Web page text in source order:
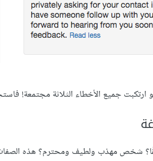
جميع الأخطاء الثلاثة مجتمعة!
شخص مهذب ولطيف ومحترم؟ هذه الصفات